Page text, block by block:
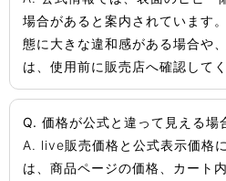
場合があると案内されています
態に大きな違和感がある場合や
は、使用前に販売店へ確認してく
Q. 価格が公式と違って見える場
A. live販売価格と公式表示価格
は、商品ページの価格、カート